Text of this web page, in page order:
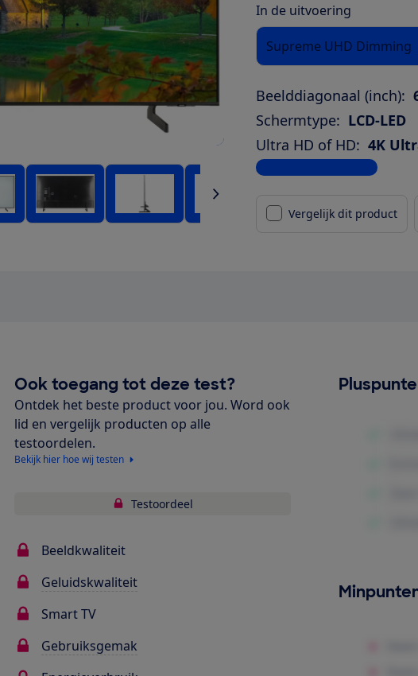
In de uitvoering
Supreme UHD Dimming
Beelddiagonaal (inch):
Schermtype: LCD-LED
Ultra HD of HD: 4K
Bekijk alle specificaties
Vergelijk dit product
Ook toegang tot deze test?
Ontdek het beste product voor jou. Word ook
lid en vergelijk producten op alle
testoordelen.
Bekijk hier hoe wij testen
Testoordeel
Beeldkwaliteit
Geluidskwaliteit
Smart TV
Gebruiksgemak